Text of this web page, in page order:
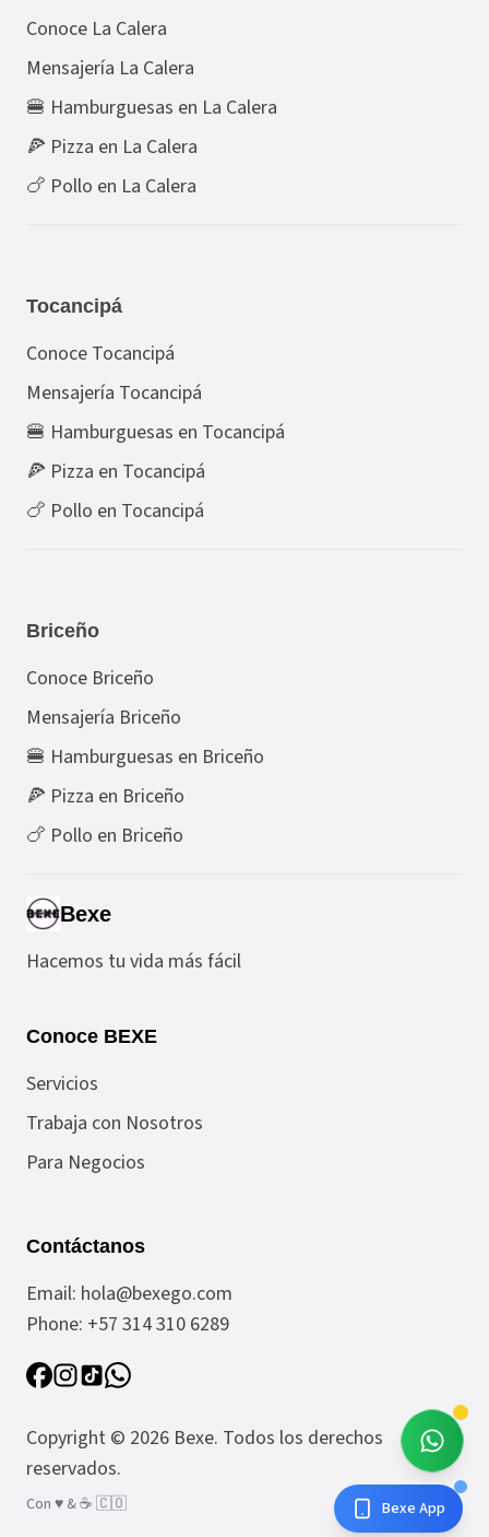
Conoce La Calera
Mensajería La Calera
🍔 Hamburguesas en La Calera
🍕 Pizza en La Calera
🍗 Pollo en La Calera
Tocancipá
Conoce Tocancipá
Mensajería Tocancipá
🍔 Hamburguesas en Tocancipá
🍕 Pizza en Tocancipá
🍗 Pollo en Tocancipá
Briceño
Conoce Briceño
Mensajería Briceño
🍔 Hamburguesas en Briceño
🍕 Pizza en Briceño
🍗 Pollo en Briceño
Bexe
Hacemos tu vida más fácil
Conoce BEXE
Servicios
Trabaja con Nosotros
Para Negocios
Contáctanos
Email: hola@bexego.com
Phone: +57 314 310 6289
Copyright © 2026 Bexe. Todos los derechos
reservados.
Con ♥️ & ☕️ 🇨🇴 Bexe App